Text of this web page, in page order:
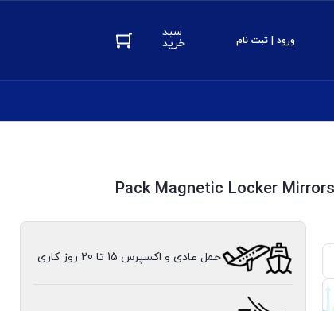
ورود | ثبت نام
سبد
خرید
حمل عادی و اکسپرس 15 تا 20 روز کاری